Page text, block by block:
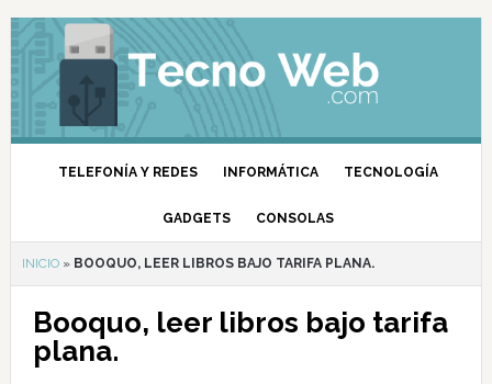
TELEFONÍA Y REDES INFORMÁTICA TECNOLOGÍA
GADGETS CONSOLAS
INICIO» BOOQUO, LEER LIBROS BAJO TARIFA PLANA.
Booquo, leer libros bajo tarifa
plana.